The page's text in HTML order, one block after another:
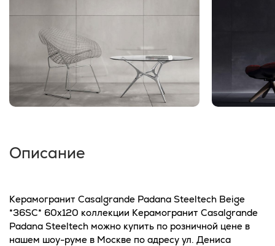
Описание
Керамогранит Casalgrande Padana Steeltech Beige
*36SC* 60x120 коллекции Керамогранит Casalgrande
Padana Steeltech можно купить по розничной цене в
нашем шоу-руме в Москве по адресу ул. Дениса